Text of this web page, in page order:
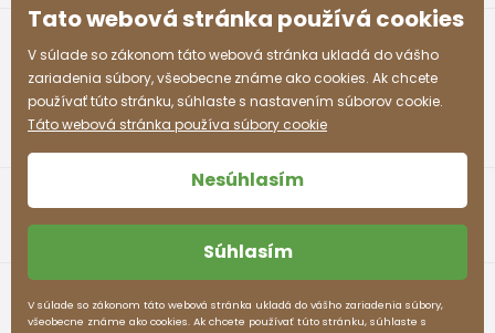
Tato webová stránka používá cookies
V súlade so zákonom táto webová stránka ukladá do vášho
zariadenia súbory, všeobecne známe ako cookies. Ak chcete
používať túto stránku, súhlaste s nastavením súborov cookie.
Táto webová stránka používa súbory cookie
Nesúhlasím
Súhlasím
V súlade so zákonom táto webová stránka ukladá do vášho zariadenia súbory,
všeobecne známe ako cookies. Ak chcete používať túto stránku, súhlaste s